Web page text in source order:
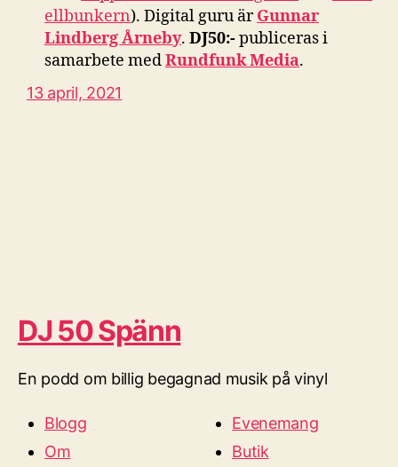
ellbunkern). Digital guru ärGunnar
Lindberg Årneby. DJ50:-publiceras i
samarbete medRundfunk Media.
13 april, 2021
DJ 50 Spänn
En podd om billig begagnad musik på vinyl
Blogg
Om
Evenemang
Butik